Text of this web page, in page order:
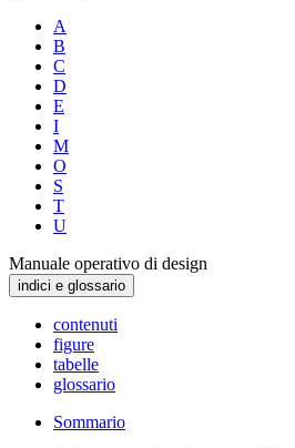
A
B
C
D
E
I
M
O
S
T
U
Manuale operativo di design
indici e glossario
contenuti
figure
tabelle
glossario
Sommario